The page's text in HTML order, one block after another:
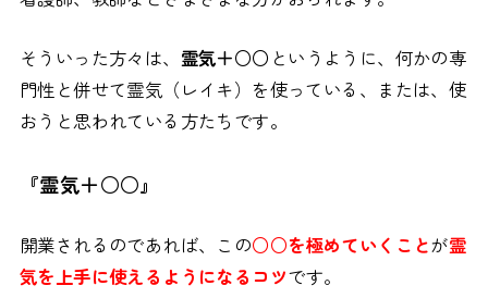
そういった方々は、 霊気＋○○ というように、何かの専
門性と併せて霊気（レイキ）を使っている、または、使
おうと思われている方たちです。
『霊気＋○○』
開業されるのであれば、この○○を極めていくことが霊
気を上手に使えるようになるコツです。